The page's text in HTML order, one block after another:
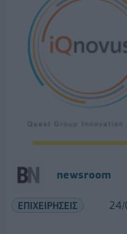
newsroom
ΕΠΙΧΕΙΡΗΣΕΙΣ